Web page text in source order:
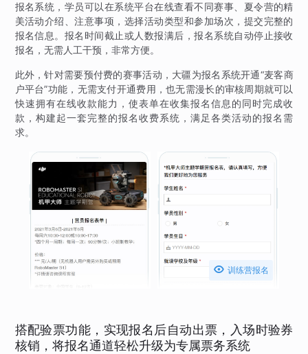
报名系统，学员可以在系统平台在线查看不同赛事、夏令营的精
美活动介绍、注意事项，选择活动类型和参加场次，提交完整的
报名信息。报名时间截止或人数报满后，报名系统自动停止接收
报名，无需人工干预，非常方便。
此外，针对需要预付费的赛事活动，大疆为报名系统开通“麦客商
户平台”功能，无需支付开通费用，也无需漫长的审核周期就可以
快速拥有在线收款能力，使表单在收集报名信息的同时完成收
款，构建起一套完整的报名收费系统，满足各类活动的报名需
求。
 训练营报名
搭配验票功能，实现报名后自动出票，入场时验券
核销，将报名通道轻松升级为专属票务系统